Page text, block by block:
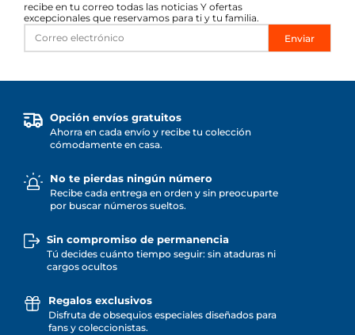
recibe en tu correo todas las noticias Y ofertas
excepcionales que reservamos para ti y tu familia.
Enviar
Opción envíos gratuitos
Ahorra en cada envío y recibe tu colección
cómodamente en casa.
No te pierdas ningún número
Recibe cada entrega en orden y sin preocuparte
por buscar números sueltos.
Sin compromiso de permanencia
Tú decides cuánto tiempo seguir: sin ataduras ni
cargos ocultos
Regalos exclusivos
Disfruta de obsequios especiales diseñados para
fans y coleccionistas.